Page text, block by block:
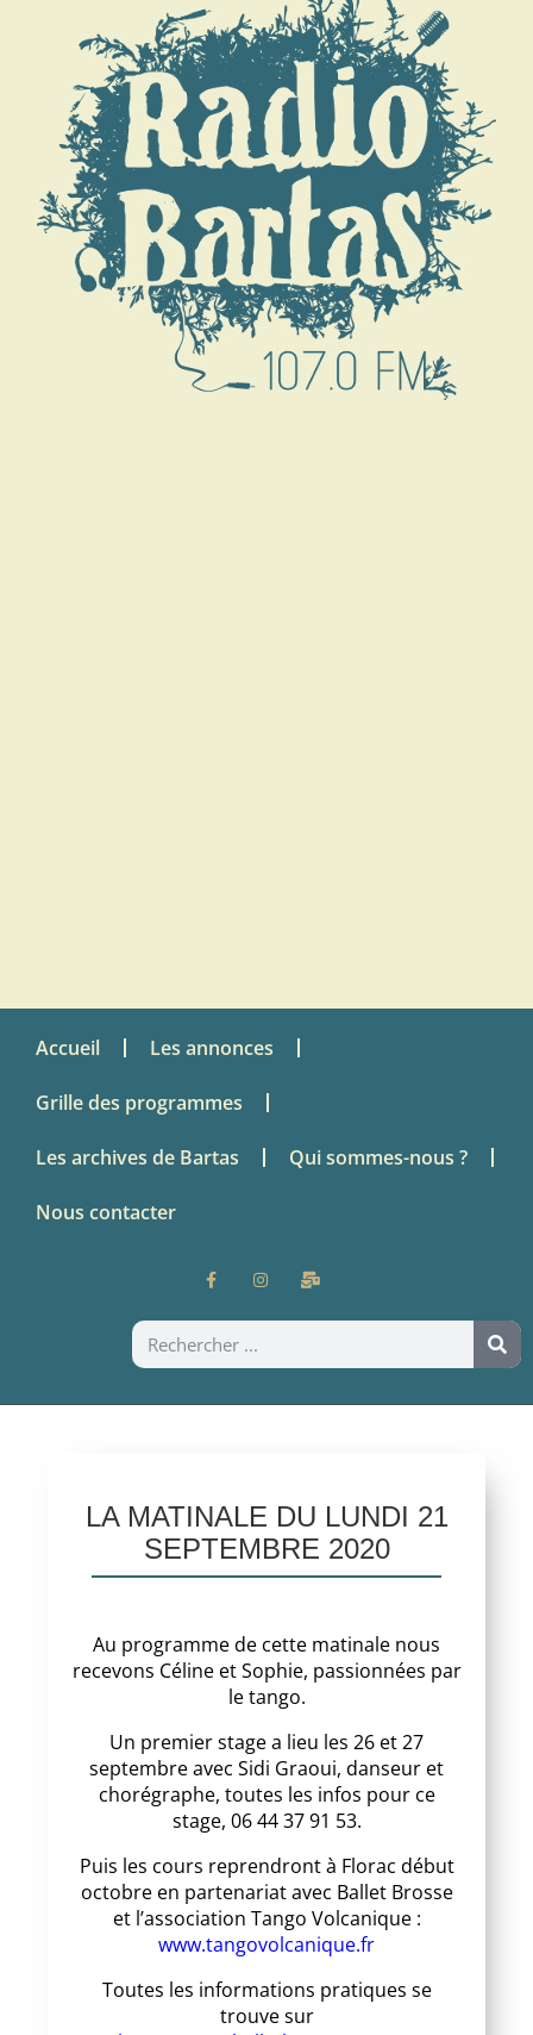
Accueil Les annonces
Grille des programmes
Les archives de Bartas Qui sommes-nous ?
Nous contacter
LA MATINALE DU LUNDI 21
SEPTEMBRE 2020
Au programme de cette matinale nous
recevons Céline et Sophie, passionnées par
le tango.
Un premier stage a lieu les 26 et 27
septembre avec Sidi Graoui, danseur et
chorégraphe, toutes les infos pour ce
stage, 06 44 37 91 53.
Puis les cours reprendront à Florac début
octobre en partenariat avec Ballet Brosse
et l’association Tango Volcanique :
www.tangovolcanique.fr
Toutes les informations pratiques se
trouve sur